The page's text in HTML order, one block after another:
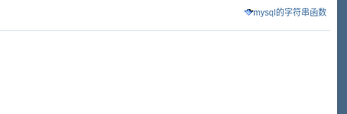
mysql的字符串函数